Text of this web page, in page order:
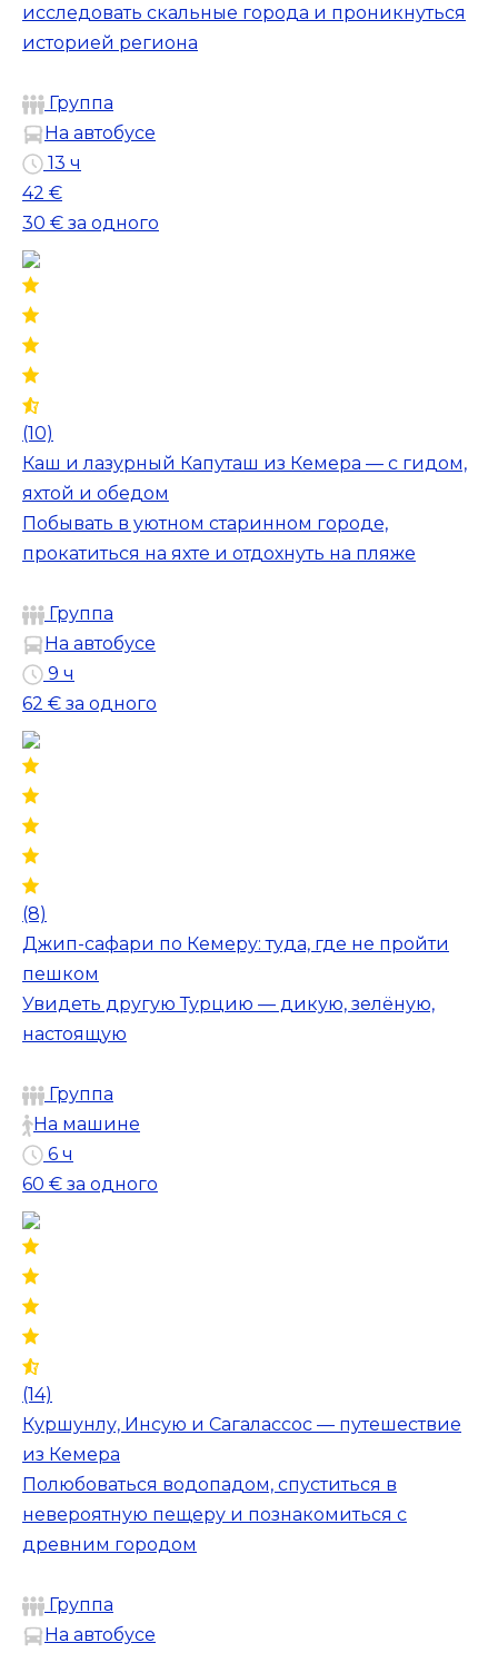
исследовать скальные города и проникнуться
историей региона
Группа
На автобусе
13 ч
42 €
30 € за одного
(10)
Каш и лазурный Капуташ из Кемера — с гидом,
яхтой и обедом
Побывать в уютном старинном городе,
прокатиться на яхте и отдохнуть на пляже
Группа
На автобусе
9 ч
62 € за одного
(8)
Джип-сафари по Кемеру: туда, где не пройти
пешком
Увидеть другую Турцию — дикую, зелёную,
настоящую
Группа
На машине
6 ч
60 € за одного
(14)
Куршунлу, Инсую и Сагалассос — путешествие
из Кемера
Полюбоваться водопадом, спуститься в
невероятную пещеру и познакомиться с
древним городом
Группа
На автобусе